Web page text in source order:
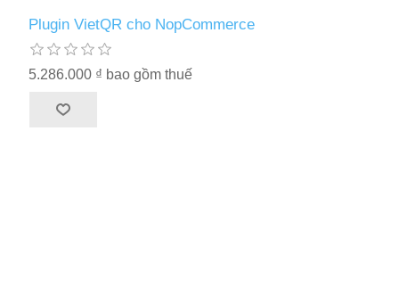
Plugin VietQR cho NopCommerce
5.286.000 ₫ bao gồm thuế